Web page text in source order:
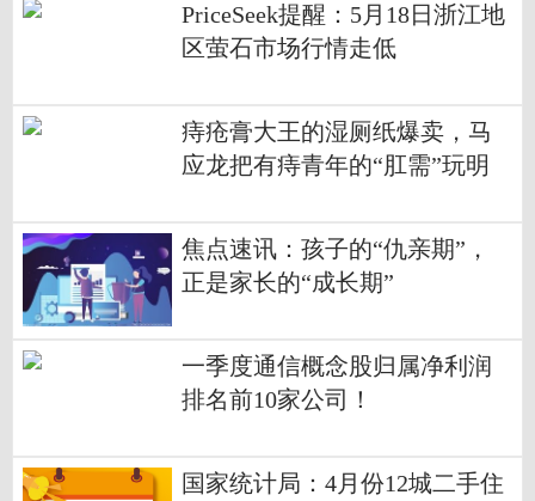
PriceSeek提醒：5月18日浙江地
区萤石市场行情走低
痔疮膏大王的湿厕纸爆卖，马
应龙把有痔青年的“肛需”玩明
焦点速讯：孩子的“仇亲期”，
正是家长的“成长期”
一季度通信概念股归属净利润
排名前10家公司！
国家统计局：4月份12城二手住